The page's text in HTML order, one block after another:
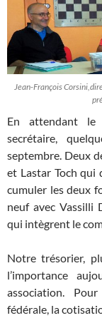
Jean-François
En attendant le
secrétaire,
septembre. Deux
et Lastar Toch
cumuler les deux
neuf avec Vassilli
qui intègrent le
Notre trésorier,
l’importance
association.
fédérale, la